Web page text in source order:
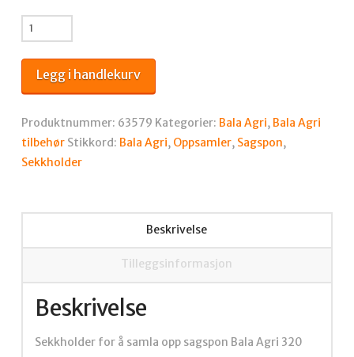
Sekkholder
for
å
samla
sagspon
BA320
antall
Legg i handlekurv
Produktnummer: 63579 Kategorier: Bala Agri, Bala Agri
tilbehør Stikkord: Bala Agri, Oppsamler, Sagspon,
Sekkholder
Beskrivelse
Tilleggsinformasjon
Beskrivelse
Sekkholder for å samla opp sagspon Bala Agri 320